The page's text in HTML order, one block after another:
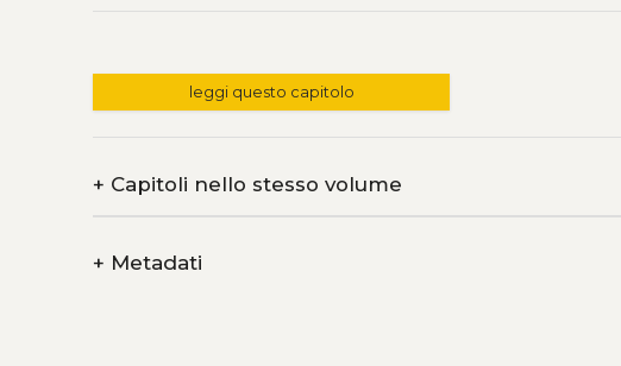
leggi questo capitolo
+ Capitoli nello stesso volume
+ Metadati